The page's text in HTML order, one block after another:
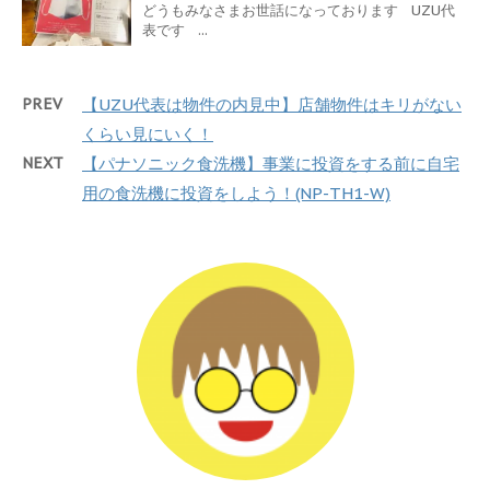
どうもみなさまお世話になっております UZU代
表です ...
PREV
【UZU代表は物件の内見中】店舗物件はキリがない
くらい見にいく！
NEXT
【パナソニック食洗機】事業に投資をする前に自宅
用の食洗機に投資をしよう！(NP-TH1-W)